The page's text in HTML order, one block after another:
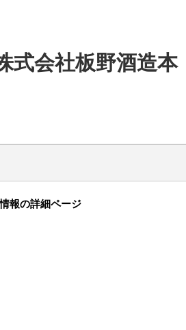
式会社板野酒造本
報の詳細ページ